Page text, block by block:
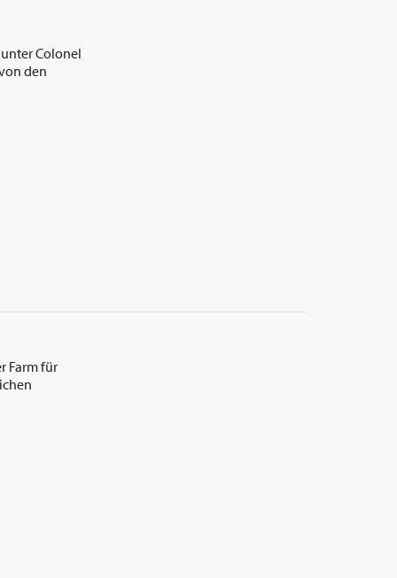
Colonel
den
Farm für